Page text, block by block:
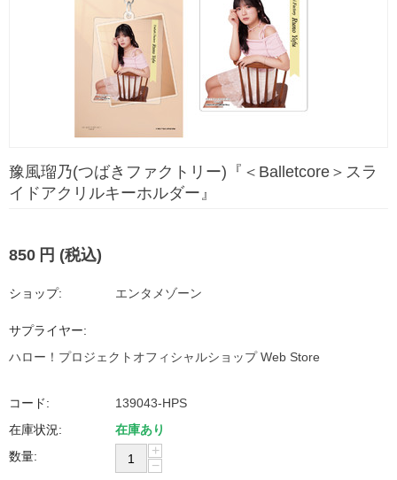
豫風瑠乃(つばきファクトリー)『＜Balletcore＞スラ
イドアクリルキーホルダー』
850 円 (税込)
ショップ: エンタメゾーン
サプライヤー:
ハロー！プロジェクトオフィシャルショップ Web Store
コード:
139043-HPS
在庫状況:
在庫あり
数量:
+
−